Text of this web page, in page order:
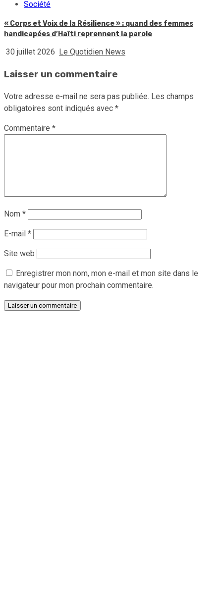
Société
« Corps et Voix de la Résilience » : quand des femmes
handicapées d’Haïti reprennent la parole
30 juillet 2026 Le Quotidien News
Laisser un commentaire
Votre adresse e-mail ne sera pas publiée. Les champs
obligatoires sont indiqués avec *
Commentaire *
Nom *
E-mail *
Site web
Enregistrer mon nom, mon e-mail et mon site dans le
navigateur pour mon prochain commentaire.